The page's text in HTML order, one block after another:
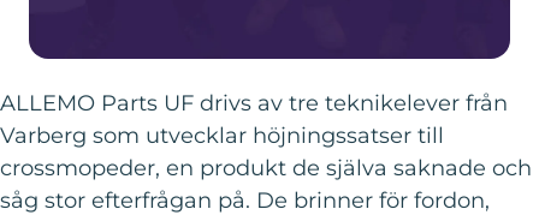
ALLEMO Parts UF drivs av tre teknik­elever från
Varberg som utvecklar höjningssatser till
crossmopeder, en produkt de själva saknade och
såg stor efterfrågan på. De brinner för fordon,